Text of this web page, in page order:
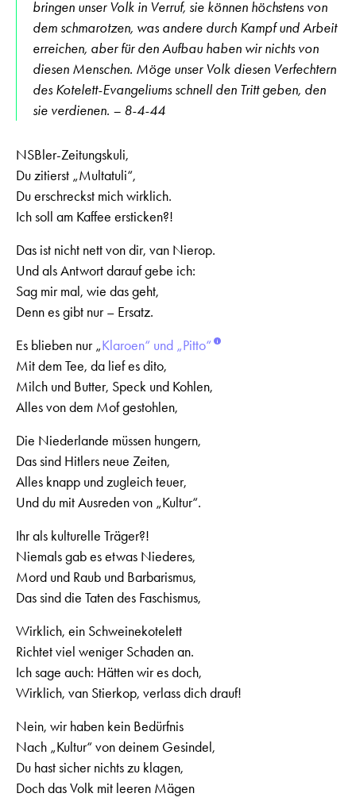
bringen unser Volk in Verruf, sie können höchstens von
dem schmarotzen, was andere durch Kampf und Arbeit
erreichen, aber für den Aufbau haben wir nichts von
diesen Menschen. Möge unser Volk diesen Verfechtern
des Kotelett-Evangeliums schnell den Tritt geben, den
sie verdienen. – 8-4-44
NSBler-Zeitungskuli,
Du zitierst „Multatuli“,
Du erschreckst mich wirklich.
Ich soll am Kaffee ersticken?!
Das ist nicht nett von dir, van Nierop.
Und als Antwort darauf gebe ich:
Sag mir mal, wie das geht,
Denn es gibt nur – Ersatz.
Es blieben nur „Klaroen“ und „Pitto“
Mit dem Tee, da lief es dito,
Milch und Butter, Speck und Kohlen,
Alles von dem Mof gestohlen,
Die Niederlande müssen hungern,
Das sind Hitlers neue Zeiten,
Alles knapp und zugleich teuer,
Und du mit Ausreden von „Kultur“.
Ihr als kulturelle Träger?!
Niemals gab es etwas Niederes,
Mord und Raub und Barbarismus,
Das sind die Taten des Faschismus,
Wirklich, ein Schweinekotelett
Richtet viel weniger Schaden an.
Ich sage auch: Hätten wir es doch,
Wirklich, van Stierkop, verlass dich drauf!
Nein, wir haben kein Bedürfnis
Nach „Kultur“ von deinem Gesindel,
Du hast sicher nichts zu klagen,
Doch das Volk mit leeren Mägen